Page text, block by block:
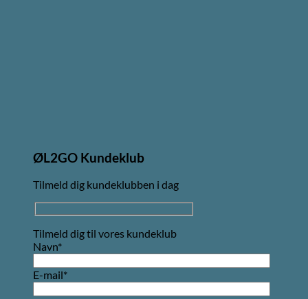
ØL2GO Kundeklub
Tilmeld dig kundeklubben i dag
Tilmeld dig til vores kundeklub
Navn*
E-mail*